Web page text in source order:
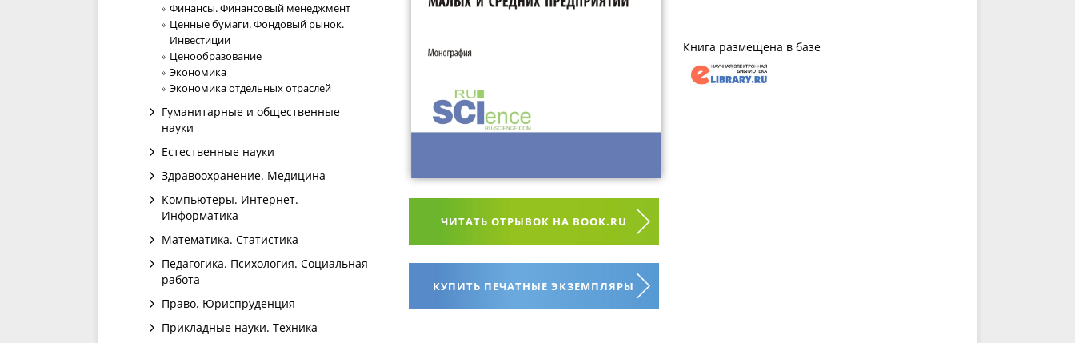
Финансы. Финансовый менеджмент
Ценные бумаги. Фондовый рынок.
Инвестиции
Ценообразование
Экономика
Экономика отдельных отраслей
Гуманитарные и общественные
науки
Естественные науки
Здравоохранение. Медицина
Компьютеры. Интернет.
Информатика
Математика. Статистика
Педагогика. Психология. Социальная
работа
Право. Юриспруденция
Прикладные науки. Техника
ЧИТАТЬ ОТРЫВОК НА BOOK.RU
КУПИТЬ ПЕЧАТНЫЕ ЭКЗЕМПЛЯРЫ
Книга размещена в базе